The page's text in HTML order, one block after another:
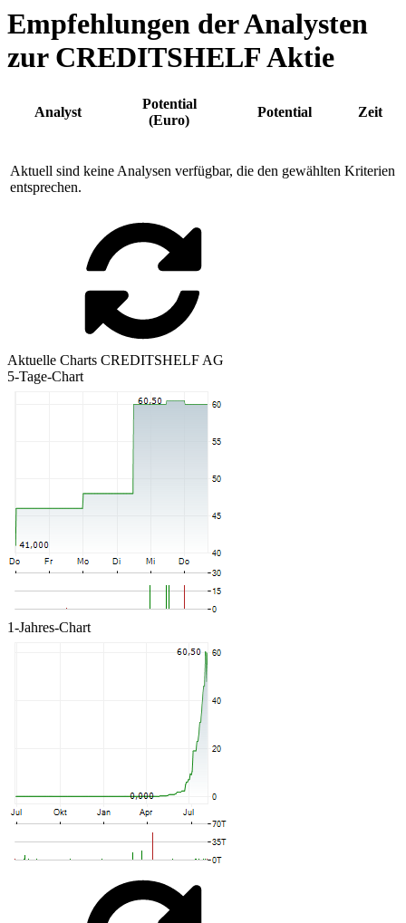
Empfehlungen der Analysten
zur CREDITSHELF Aktie
Analyst
Potential
(Euro)
Potential Zeit
Aktuell sind keine Analysen verfügbar, die den gewählten Kriterien
entsprechen.
Aktuelle Charts CREDITSHELF AG
5-Tage-Chart
1-Jahres-Chart